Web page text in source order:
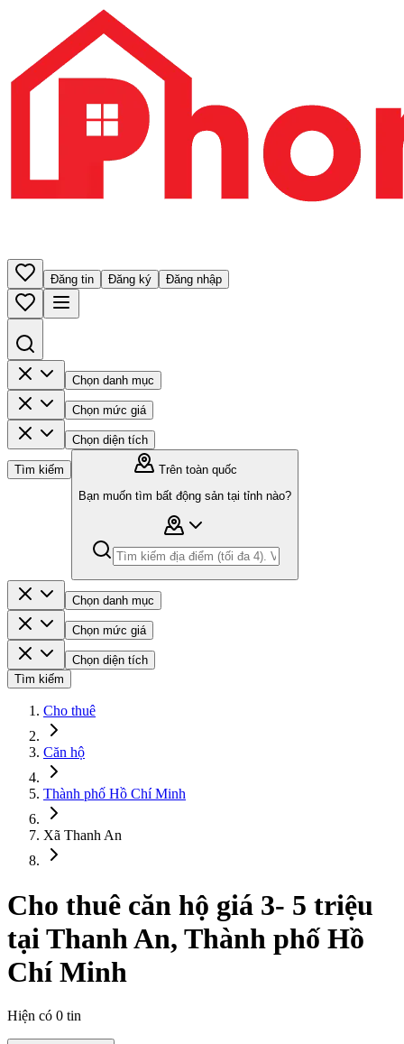
Đăng tin Đăng ký Đăng nhập
Chọn danh mục
Chọn mức giá
Chọn diện tích
Tìm kiếm
Trên toàn quốc
Bạn muốn tìm bất động sản tại tỉnh nào?
Chọn danh mục
Chọn mức giá
Chọn diện tích
Tìm kiếm
Cho thuê
Căn hộ
Thành phố Hồ Chí Minh
Xã Thanh An
Cho thuê căn hộ giá 3- 5 triệu
tại Thanh An, Thành phố Hồ
Chí Minh
Hiện có 0 tin